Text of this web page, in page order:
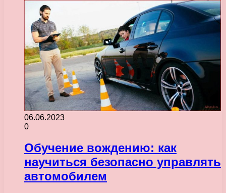
06.06.2023
0
Обучение вождению: как
научиться безопасно управлять
автомобилем